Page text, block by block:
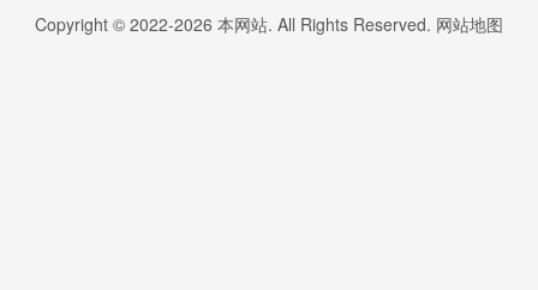
Copyright © 2022-2026 本网站. All Rights Reserved. 网站地图